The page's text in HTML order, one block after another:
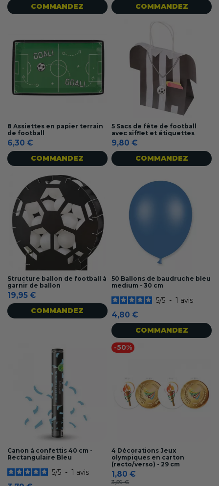
COMMANDEZ COMMANDEZ
8 Assiettes en papier terrain
de football
6,30 €
COMMANDEZ
5 Sacs de fête de football
avec sifflet et étiquettes
9,80 €
COMMANDEZ
Structure ballon de football à
garnir de ballon
19,95 €
COMMANDEZ
50 Ballons de baudruche bleu
medium - 30 cm
5/5 - 1 avis
4,80 €
COMMANDEZ
Canon à confettis 40 cm -
Rectangulaire Bleu
5/5 - 1 avis
-50%
4 Décorations Jeux
olympiques en carton
(recto/verso) - 29 cm
1,80 €
3,59 €